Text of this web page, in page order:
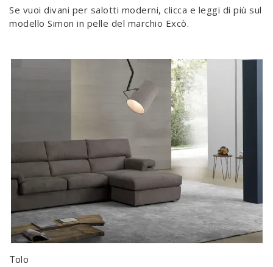
Se vuoi divani per salotti moderni, clicca e leggi di più sul
modello Simon in pelle del marchio Excò.
Tolo